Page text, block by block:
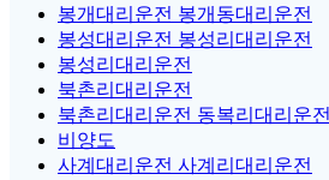
봉개대리운전 봉개동대리운전
봉성대리운전 봉성리대리운전
봉성리대리운전
북촌리대리운전
북촌리대리운전 동복리대리운전
비양도
사계대리운전 사계리대리운전